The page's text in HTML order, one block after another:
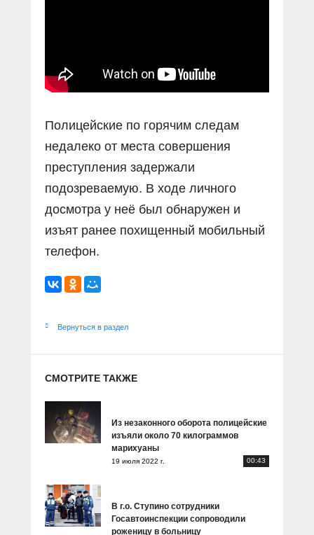
Полицейские по горячим следам
недалеко от места совершения
преступления задержали
подозреваемую. В ходе личного
досмотра у неё был обнаружен и
изъят ранее похищенный мобильный
телефон.
Вернуться в раздел
СМОТРИТЕ ТАКЖЕ
Из незаконного оборота полицейские
изъяли около 70 килограммов
марихуаны
19 июля 2022 г. 00:43
В г.о. Ступино сотрудники
Госавтоинспекции сопроводили
роженицу в больницу